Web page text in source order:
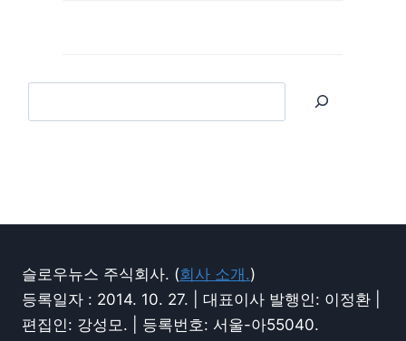
슬로우뉴스 주식회사. (회사 소개.)
등록일자 : 2014. 10. 27. | 대표이사 발행인: 이정환 |
편집인: 강성모. | 등록번호: 서울-아55040.